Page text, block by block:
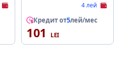
4 лей
Кредит от5лей/мес
101